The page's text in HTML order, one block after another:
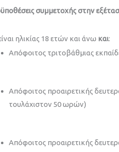
συμμετοχής στην
ηλικίας 18 ετών και άνω και:
Απόφοιτος τριτοβάθμιας
Απόφοιτος προαιρετικής
τουλάχιστον 50 ωρών)
Απόφοιτος προαιρετικής